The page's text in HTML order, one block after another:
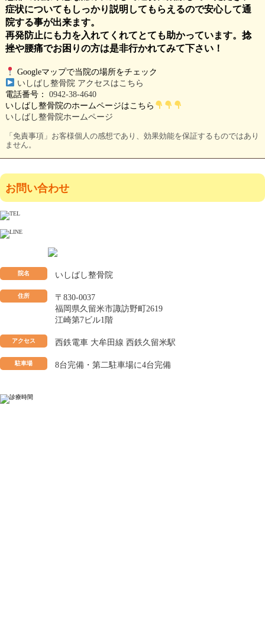
症状についてもしっかり説明してもらえるので安心して通
院する事が出来ます。
再発防止にも力を入れてくれてとても助かっています。捻
挫や腰痛でお困りの方は是非行かれてみて下さい！
Googleマップで当院の場所をチェック
いしばし整骨院 アクセスはこちら
電話番号： 0942-38-4640
いしばし整骨院のホームページはこちら
いしばし整骨院ホームページ
「免責事項」お客様個人の感想であり、効果効能を保証するものではあり
ません。
お問い合わせ
院名 いしばし整骨院
住所
〒830-0037
福岡県久留米市諏訪野町2619
江崎第7ビル1階
アクセス 西鉄電車 大牟田線 西鉄久留米駅
駐車場 8台完備・第二駐車場に4台完備